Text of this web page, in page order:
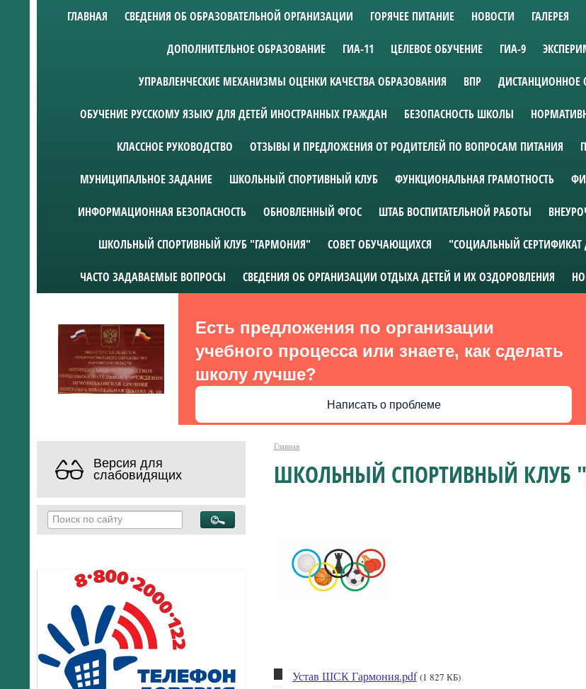
ГЛАВНАЯ СВЕДЕНИЯ ОБ ОБРАЗОВАТЕЛЬНОЙ ОРГАНИЗАЦИИ ГОРЯЧЕЕ ПИТАНИЕ НОВОСТИ ГАЛЕРЕЯ
ДОПОЛНИТЕЛЬНОЕ ОБРАЗОВАНИЕ ГИА-11 ЦЕЛЕВОЕ ОБУЧЕНИЕ ГИА-9
УПРАВЛЕНЧЕСКИЕ МЕХАНИЗМЫ ОЦЕНКИ КАЧЕСТВА ОБРАЗОВАНИЯ ВПР ДИСТАНЦИОННОЕ
ОБУЧЕНИЕ РУССКОМУ ЯЗЫКУ ДЛЯ ДЕТЕЙ ИНОСТРАННЫХ ГРАЖДАН БЕЗОПАСНОСТЬ ШКОЛЫ
КЛАССНОЕ РУКОВОДСТВО ОТЗЫВЫ И ПРЕДЛОЖЕНИЯ ОТ РОДИТЕЛЕЙ ПО ВОПРОСАМ ПИТАНИЯ
МУНИЦИПАЛЬНОЕ ЗАДАНИЕ ШКОЛЬНЫЙ СПОРТИВНЫЙ КЛУБ ФУНКЦИОНАЛЬНАЯ ГРАМОТНОСТЬ
ИНФОРМАЦИОННАЯ БЕЗОПАСНОСТЬ ОБНОВЛЕННЫЙ ФГОС ШТАБ ВОСПИТАТЕЛЬНОЙ РАБОТЫ
ШКОЛЬНЫЙ СПОРТИВНЫЙ КЛУБ "ГАРМОНИЯ" СОВЕТ ОБУЧАЮЩИХСЯ "СОЦИАЛЬНЫЙ
ЧАСТО ЗАДАВАЕМЫЕ ВОПРОСЫ СВЕДЕНИЯ ОБ ОРГАНИЗАЦИИ ОТДЫХА ДЕТЕЙ И ИХ ОЗДОРОВЛЕНИЯ
Есть предложения по организации
учебного процесса или знаете, как сделать
школу лучше?
Написать о проблеме
Версия для
слабовидящих
Главная
ШКОЛЬНЫЙ СПОРТИВНЫЙ КЛУБ
Устав ШСК Гармония.pdf (1 827 КБ)